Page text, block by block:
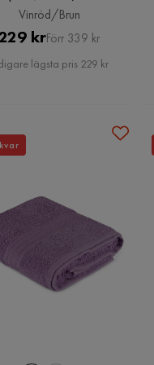
Vinröd/Brun
Pris
krOriginal
Pris
Förr 339 kr
lägsta pris 229 kr